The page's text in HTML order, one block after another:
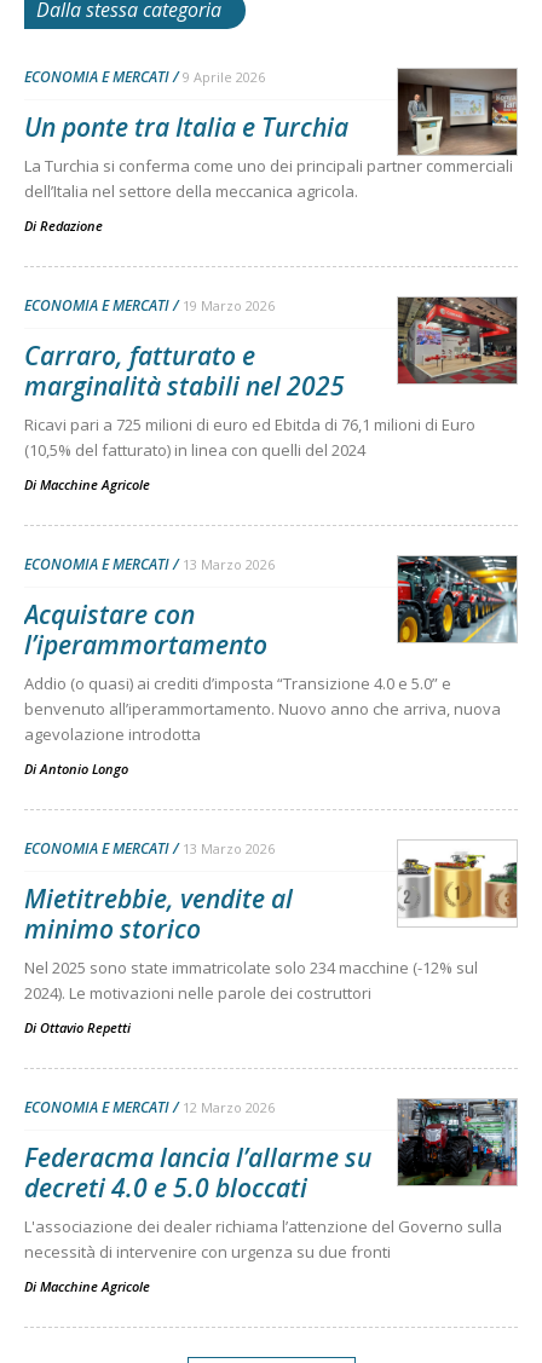
Dalla stessa categoria
ECONOMIA E MERCATI 9 Aprile 2026
Un ponte tra Italia e Turchia
La Turchia si conferma come uno dei principali partner commerciali
dell’Italia nel settore della meccanica agricola.
Di Redazione
ECONOMIA E MERCATI 19 Marzo 2026
Carraro, fatturato e
marginalità stabili nel 2025
Ricavi pari a 725 milioni di euro ed Ebitda di 76,1 milioni di Euro
(10,5% del fatturato) in linea con quelli del 2024
Di Macchine Agricole
ECONOMIA E MERCATI 13 Marzo 2026
Acquistare con
l’iperammortamento
Addio (o quasi) ai crediti d’imposta “Transizione 4.0 e 5.0” e
benvenuto all’iperammortamento. Nuovo anno che arriva, nuova
agevolazione introdotta
DiAntonio Longo
ECONOMIA E MERCATI 13 Marzo 2026
Mietitrebbie, vendite al
minimo storico
Nel 2025 sono state immatricolate solo 234 macchine (-12% sul
2024). Le motivazioni nelle parole dei costruttori
Di Ottavio Repetti
ECONOMIA E MERCATI 12 Marzo 2026
Federacma lancia l’allarme su
decreti 4.0 e 5.0 bloccati
L'associazione dei dealer richiama l’attenzione del Governo sulla
necessità di intervenire con urgenza su due fronti
Di Macchine Agricole